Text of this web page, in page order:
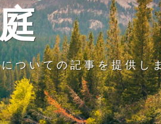
ついての記事を提供し